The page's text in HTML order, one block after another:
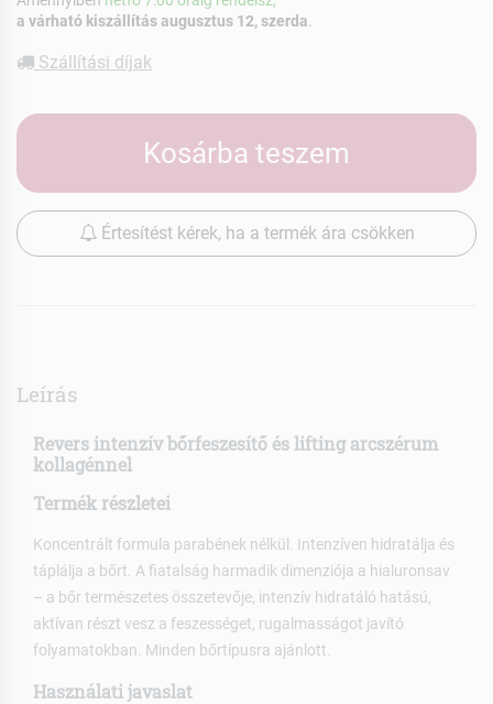
a várható kiszállítás augusztus 12, szerda
Szállítási díjak
Kosárba teszem
Értesítést kérek, ha a termék ára csökken
Leírás
Revers intenzív bőrfeszesítő és lifting arcszérum
kollagénnel
Termék részletei
Koncentrált formula parabének nélkül. Intenzíven hidratálja és
táplálja a bőrt. A fiatalság harmadik dimenziója a hialuronsav
– a bőr természetes összetevője, intenzív hidratáló hatású,
aktívan részt vesz a feszességet, rugalmasságot javító
folyamatokban. Minden bőrtípusra ajánlott.
Használati javaslat